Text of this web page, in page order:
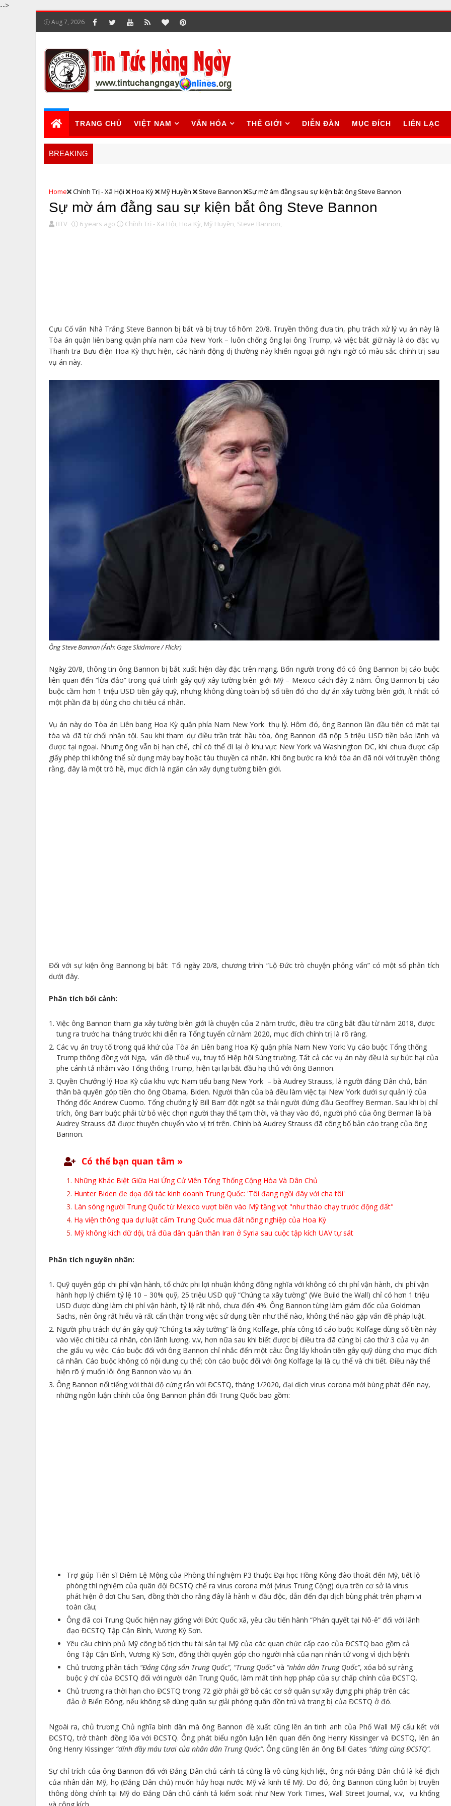
-->
Aug 7, 2026
TRANG CHỦ VIỆT NAM VĂN HÓA THẾ GIỚI DIỄN ĐÀN MỤC ĐÍCH LIÊN LẠC
BREAKING
Home Chính Trị - Xã Hội Hoa Kỳ Mỹ Huyền Steve Bannon Sự mờ ám đằng sau sự kiện bắt ông Steve Bannon
Sự mờ ám đằng sau sự kiện bắt ông Steve Bannon
BTV 6 years ago Chính Trị - Xã Hội, Hoa Kỳ, Mỹ Huyền, Steve Bannon,
Cựu Cố vấn Nhà Trắng Steve Bannon bị bắt và bị truy tố hôm 20/8. Truyền thông đưa tin, phụ trách xử lý vụ án này là
Tòa án quận liên bang quận phía nam của New York – luôn chống ông lại ông Trump, và việc bắt giữ này là do đặc vụ
Thanh tra Bưu điện Hoa Kỳ thực hiện, các hành động dị thường này khiến ngoại giới nghi ngờ có màu sắc chính trị sau
vụ án này.
Ông Steve Bannon (Ảnh: Gage Skidmore / Flickr)
Ngày 20/8, thông tin ông Bannon bị bắt xuất hiện dày đặc trên mạng. Bốn người trong đó có ông Bannon bị cáo buộc
liên quan đến “lừa đảo” trong quá trình gây quỹ xây tường biên giới Mỹ – Mexico cách đây 2 năm. Ông Bannon bị cáo
buộc cầm hơn 1 triệu USD tiền gây quỹ, nhưng không dùng toàn bộ số tiền đó cho dự án xây tường biên giới, ít nhất có
một phần đã bị dùng cho chi tiêu cá nhân.
Vụ án này do Tòa án Liên bang Hoa Kỳ quận phía Nam New York thụ lý. Hôm đó, ông Bannon lần đầu tiên có mặt tại
tòa và đã từ chối nhận tội. Sau khi tham dự điều trần trát hầu tòa, ông Bannon đã nộp 5 triệu USD tiền bảo lãnh và
được tại ngoại. Nhưng ông vẫn bị hạn chế, chỉ có thể đi lại ở khu vực New York và Washington DC, khi chưa được cấp
giấy phép thì không thể sử dụng máy bay hoặc tàu thuyền cá nhân. Khi ông bước ra khỏi tòa án đã nói với truyền thông
rằng, đây là một trò hề, mục đích là ngăn cản xây dựng tường biên giới.
Đối với sự kiện ông Bannong bị bắt: Tối ngày 20/8, chương trình “Lộ Đức trò chuyện phỏng vấn” có một số phân tích
dưới đây.
Phân tích bối cảnh:
Việc ông Bannon tham gia xây tường biên giới là chuyện của 2 năm trước, điều tra cũng bắt đầu từ năm 2018, được
tung ra trước hai tháng trước khi diễn ra Tổng tuyển cử năm 2020, mục đích chính trị là rõ ràng.
Các vụ án truy tố trong quá khứ của Tòa án Liên bang Hoa Kỳ quận phía Nam New York: Vụ cáo buộc Tổng thống
Trump thông đồng với Nga, vấn đề thuế vụ, truy tố Hiệp hội Súng trường. Tất cả các vụ án này đều là sự bức hại của
phe cánh tả nhắm vào Tổng thống Trump, hiện tại lại bắt đầu hạ thủ với ông Bannon.
Quyền Chưởng lý Hoa Kỳ của khu vực Nam tiểu bang New York – bà Audrey Strauss, là người đảng Dân chủ, bản
thân bà quyên góp tiền cho ông Obama, Biden. Người thân của bà đều làm việc tại New York dưới sự quản lý của
Thống đốc Andrew Cuomo. Tổng chưởng lý Bill Barr đột ngột sa thải người đứng đầu Geoffrey Berman. Sau khi bị chỉ
trích, ông Barr buộc phải từ bỏ việc chọn người thay thế tạm thời, và thay vào đó, người phó của ông Berman là bà
Audrey Strauss đã được thuyên chuyển vào vị trí trên. Chính bà Audrey Strauss đã công bố bản cáo trạng của ông
Bannon.
Có thể bạn quan tâm »
Những Khác Biệt Giữa Hai Ứng Cử Viên Tổng Thống Cộng Hòa Và Dân Chủ
Hunter Biden đe dọa đối tác kinh doanh Trung Quốc: 'Tôi đang ngồi đây với cha tôi'
Làn sóng người Trung Quốc từ Mexico vượt biên vào Mỹ tăng vọt "như tháo chạy trước động đất"
Hạ viện thông qua dự luật cấm Trung Quốc mua đất nông nghiệp của Hoa Kỳ
Mỹ không kích dữ dội, trả đũa dân quân thân Iran ở Syria sau cuộc tập kích UAV tự sát
Phân tích nguyên nhân:
Quỹ quyên góp chi phí vận hành, tổ chức phi lợi nhuận không đồng nghĩa với không có chi phí vận hành, chi phí vận
hành hợp lý chiếm tỷ lệ 10 – 30% quỹ, 25 triệu USD quỹ “Chúng ta xây tường” (We Build the Wall) chỉ có hơn 1 triệu
USD được dùng làm chi phí vận hành, tỷ lệ rất nhỏ, chưa đến 4%. Ông Bannon từng làm giám đốc của Goldman
Sachs, nên ông rất hiểu và rất cẩn thận trong việc sử dụng tiền như thế nào, không thể nào gặp vấn đề pháp luật.
Người phụ trách dự án gây quỹ “Chúng ta xây tường” là ông Kolfage, phía công tố cáo buộc Kolfage dùng số tiền này
vào việc chi tiêu cá nhân, còn lãnh lương, v.v, hơn nữa sau khi biết được bị điều tra đã cùng bị cáo thứ 3 của vụ án
che giấu vụ việc. Cáo buộc đối với ông Bannon chỉ nhắc đến một câu: Ông lấy khoản tiền gây quỹ dùng cho mục đích
cá nhân. Cáo buộc không có nội dung cụ thể; còn cáo buộc đối với ông Kolfage lại là cụ thể và chi tiết. Điều này thể
hiện rõ ý muốn lôi ông Bannon vào vụ án.
Ông Bannon nổi tiếng với thái độ cứng rắn với ĐCSTQ, tháng 1/2020, đại dịch virus corona mới bùng phát đến nay,
những ngôn luận chính của ông Bannon phản đối Trung Quốc bao gồm:
Trợ giúp Tiến sĩ Diêm Lệ Mộng của Phòng thí nghiệm P3 thuộc Đại học Hồng Kông đào thoát đến Mỹ, tiết lộ
phòng thí nghiệm của quân đội ĐCSTQ chế ra virus corona mới (virus Trung Cộng) dựa trên cơ sở là virus
phát hiện ở dơi Chu San, đồng thời cho rằng đây là hành vi đầu độc, dẫn đến đại dịch bùng phát trên phạm vi
toàn cầu;
Ông đã coi Trung Quốc hiện nay giống với Đức Quốc xã, yêu cầu tiến hành “Phán quyết tại Nô-ê” đối với lãnh
đạo ĐCSTQ Tập Cận Bình, Vương Kỳ Sơn.
Yêu cầu chính phủ Mỹ công bố tịch thu tài sản tại Mỹ của các quan chức cấp cao của ĐCSTQ bao gồm cả
ông Tập Cận Bình, Vương Kỳ Sơn, đồng thời quyên góp cho người nhà của nạn nhân tử vong vì dịch bệnh.
Chủ trương phân tách “Đảng Cộng sản Trung Quốc”, “Trung Quốc”và “nhân dân Trung Quốc”, xóa bỏ sự ràng
buộc ý chí của ĐCSTQ đối với người dân Trung Quốc, làm mất tính hợp pháp của sự chấp chính của ĐCSTQ.
Chủ trương ra thời hạn cho ĐCSTQ trong 72 giờ phải gỡ bỏ các cơ sở quân sự xây dựng phi pháp trên các
đảo ở Biển Đông, nếu không sẽ dùng quân sự giải phóng quân đồn trú và trang bị của ĐCSTQ ở đó.
Ngoài ra, chủ trương Chủ nghĩa bình dân mà ông Bannon đề xuất cũng lên án tinh anh của Phố Wall Mỹ cấu kết với
ĐCSTQ, trở thành đồng lõa với ĐCSTQ. Ông phát biểu ngôn luận liên quan đến ông Henry Kissinger và ĐCSTQ, lên án
ông Henry Kissinger “dính đầy máu tươi của nhân dân Trung Quốc”. Ông cũng lên án ông Bill Gates “đứng cùng ĐCSTQ”.
Sự chỉ trích của ông Bannon đối với Đảng Dân chủ cánh tả cũng là vô cùng kịch liệt, ông nói Đảng Dân chủ là kẻ địch
của nhân dân Mỹ, họ (Đảng Dân chủ) muốn hủy hoại nước Mỹ và kinh tế Mỹ. Do đó, ông Bannon cũng luôn bị truyền
thông dòng chính tại Mỹ do Đảng Dân chủ cánh tả kiểm soát như New York Times, Wall Street Journal, v.v, vu khống